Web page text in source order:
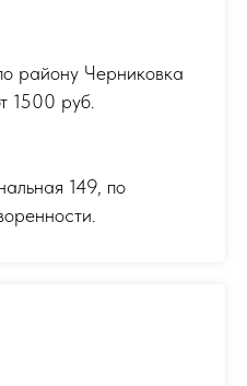
району Черниковка
1500 руб.
149, по